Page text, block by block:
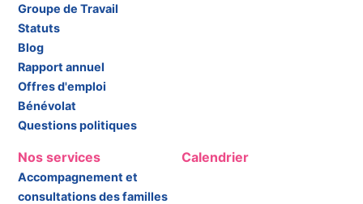
Groupe de Travail
Statuts
Blog
Rapport annuel
Offres d'emploi
Bénévolat
Questions politiques
Nos services
Accompagnement et
consultations des familles
Calendrier